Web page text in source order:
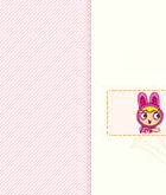
开放时间